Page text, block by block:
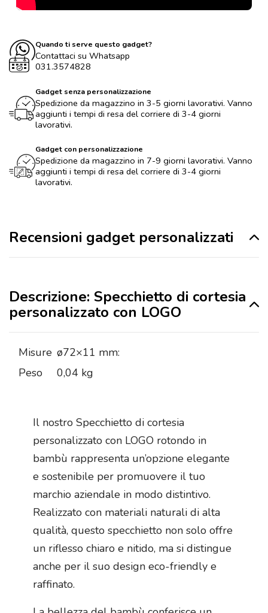
Quando ti serve questo gadget?
Contattaci su Whatsapp
031.3574828
Gadget senza personalizzazione
Spedizione da magazzino in 3-5 giorni lavorativi. Vanno
aggiunti i tempi di resa del corriere di 3-4 giorni
lavorativi.
Gadget con personalizzazione
Spedizione da magazzino in 7-9 giorni lavorativi. Vanno
aggiunti i tempi di resa del corriere di 3-4 giorni
lavorativi.
Recensioni gadget personalizzati
Descrizione: Specchietto di cortesia
personalizzato con LOGO
Misure ø72×11 mm:
Peso
0,04 kg
Il nostro Specchietto di cortesia
personalizzato con LOGO rotondo in
bambù rappresenta un’opzione elegante
e sostenibile per promuovere il tuo
marchio aziendale in modo distintivo.
Realizzato con materiali naturali di alta
qualità, questo specchietto non solo offre
un riflesso chiaro e nitido, ma si distingue
anche per il suo design eco-friendly e
raffinato.